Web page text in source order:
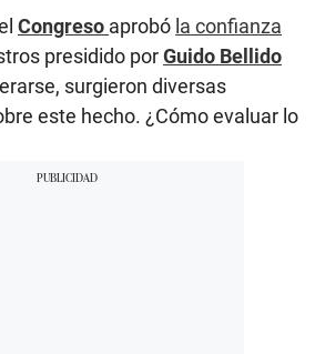
Congreso aprobó la confianza
presidido porGuido Bellido
surgieron diversas
este hecho. ¿Cómo evaluar lo